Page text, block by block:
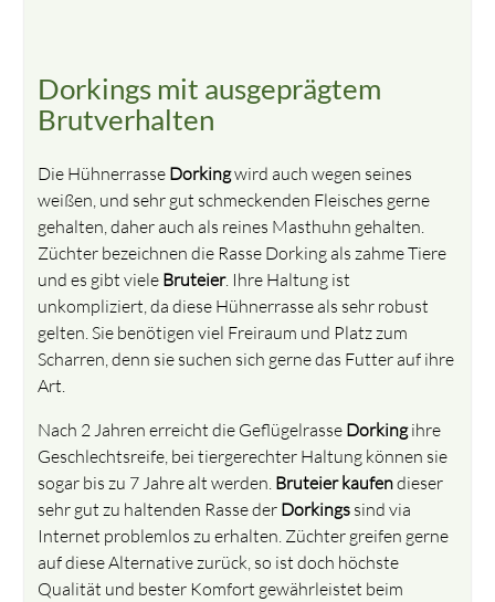
Dorkings mit ausgeprägtem
Brutverhalten
Die Hühnerrasse Dorkingwird auch wegen seines
weißen, und sehr gut schmeckenden Fleisches gerne
gehalten, daher auch als reines Masthuhn gehalten.
Züchter bezeichnen die Rasse Dorking als zahme Tiere
und es gibt viele Bruteier. Ihre Haltung ist
unkompliziert, da diese Hühnerrasse als sehr robust
gelten. Sie benötigen viel Freiraum und Platz zum
Scharren, denn sie suchen sich gerne das Futter auf ihre
Art.
Nach 2 Jahren erreicht die Geflügelrasse Dorkingihre
Geschlechtsreife, bei tiergerechter Haltung können sie
sogar bis zu 7 Jahre alt werden. Bruteier kaufendieser
sehr gut zu haltenden Rasse der Dorkings sind via
Internet problemlos zu erhalten. Züchter greifen gerne
auf diese Alternative zurück, so ist doch höchste
Qualität und bester Komfort gewährleistet beim